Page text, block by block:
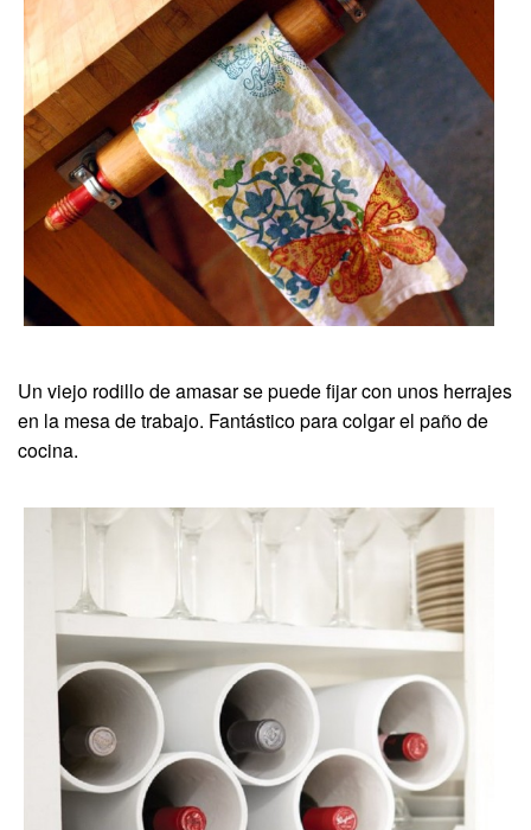
Un viejo rodillo de amasar se puede fijar con unos herrajes
en la mesa de trabajo. Fantástico para colgar el paño de
cocina.